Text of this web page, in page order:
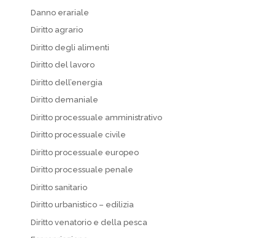
Danno erariale
Diritto agrario
Diritto degli alimenti
Diritto del lavoro
Diritto dell’energia
Diritto demaniale
Diritto processuale amministrativo
Diritto processuale civile
Diritto processuale europeo
Diritto processuale penale
Diritto sanitario
Diritto urbanistico – edilizia
Diritto venatorio e della pesca